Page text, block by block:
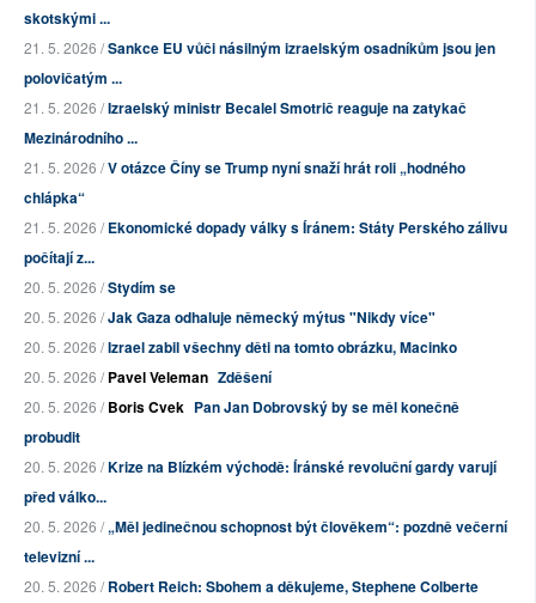
skotskými ...
21. 5. 2026 /Sankce EU vůči násilným izraelským osadníkům jsou jen
polovičatým ...
21. 5. 2026 /Izraelský ministr Becalel Smotrič reaguje na zatykač
Mezinárodního ...
21. 5. 2026 /V otázce Číny se Trump nyní snaží hrát roli „hodného
chlápka“
21. 5. 2026 /Ekonomické dopady války s Íránem: Státy Perského zálivu
počítají z...
20. 5. 2026 /Stydím se
20. 5. 2026 /Jak Gaza odhaluje německý mýtus "Nikdy více"
20. 5. 2026 /Izrael zabil všechny děti na tomto obrázku, Macinko
20. 5. 2026 /Pavel Veleman Zděšení
20. 5. 2026 /Boris Cvek Pan Jan Dobrovský by se měl konečně
probudit
20. 5. 2026 /Krize na Blízkém východě: Íránské revoluční gardy varují
před válko...
20. 5. 2026 /„Měl jedinečnou schopnost být člověkem“: pozdně večerní
televizní ...
20. 5. 2026 /Robert Reich: Sbohem a děkujeme, Stephene Colberte